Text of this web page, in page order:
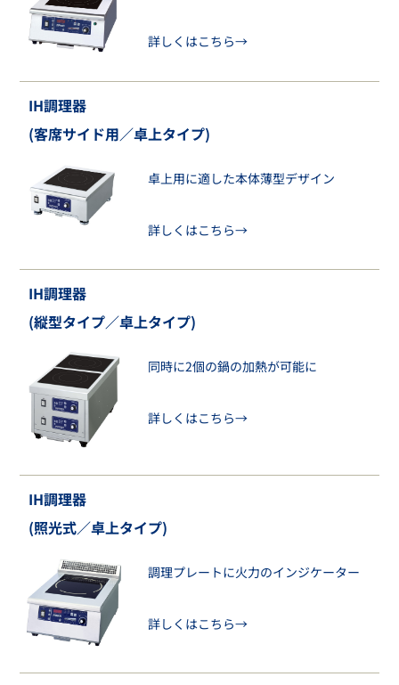
詳しくはこちら→
IH調理器
(客席サイド用／卓上タイプ)
卓上用に適した本体薄型デザイン
詳しくはこちら→
IH調理器
(縦型タイプ／卓上タイプ)
同時に2個の鍋の加熱が可能に
詳しくはこちら→
IH調理器
(照光式／卓上タイプ)
調理プレートに火力のインジケーター
詳しくはこちら→